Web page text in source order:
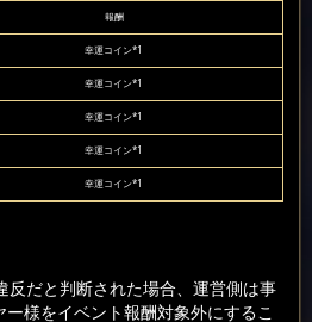
報酬
幸運コイン*1
幸運コイン*1
幸運コイン*1
幸運コイン*1
幸運コイン*1
だと判断された場合、運営側は事
様をイベント報酬対象外にするこ